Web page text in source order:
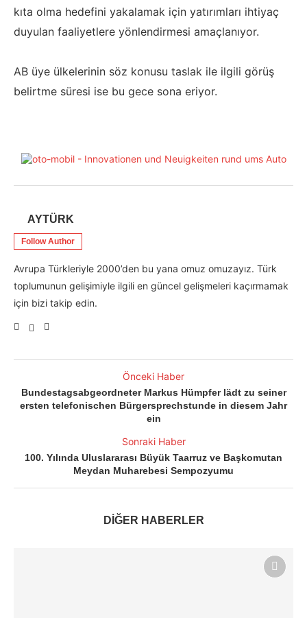
kıta olma hedefini yakalamak için yatırımları ihtiyaç
duyulan faaliyetlere yönlendirmesi amaçlanıyor.
AB üye ülkelerinin söz konusu taslak ile ilgili görüş
belirtme süresi ise bu gece sona eriyor.
AYTÜRK
Follow Author
Avrupa Türkleriyle 2000’den bu yana omuz omuzayız. Türk
toplumunun gelişimiyle ilgili en güncel gelişmeleri kaçırmamak
için bizi takip edin.
Önceki Haber
Bundestagsabgeordneter Markus Hümpfer lädt zu seiner
ersten telefonischen Bürgersprechstunde in diesem Jahr
ein
Sonraki Haber
100. Yılında Uluslararası Büyük Taarruz ve Başkomutan
Meydan Muharebesi Sempozyumu
DİĞER HABERLER